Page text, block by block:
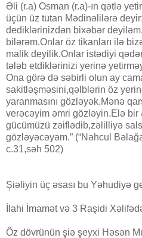
Əli (r.a) Osman (r.a)-ın qətlə
üçün üz tutan Mədinəlilərə
dediklərinizdən bixəbər
bilərəm.Onlar öz tikanları ilə
malik deyilik.Onlar istədiyi
tələb etdiklərinizi yerinə
Ona görə də səbirli olun ay
sakitləşməsini,qəlblərin öz
yaranmasını gözləyək.Mənə
verəcəyim əmri gözləyin.Elə bir
gücümüzü zəiflədib,zəlilliyə
gözləyəcəyəm.” (“Nəhcul
c.31,səh 502)
Şiəliyin üç əsası bu Yəhudiyə
İlahi İmamət və 3 Raşidi
Öz dövrünün şiə şeyxi Həsən